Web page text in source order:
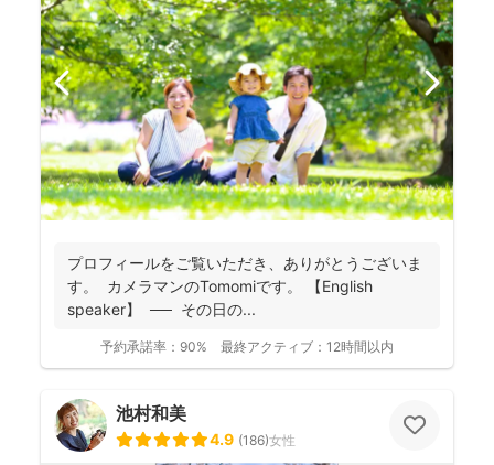
プロフィールをご覧いただき、ありがとうございま
す。 カメラマンのTomomiです。 【English
speaker】 ── その日の...
予約承諾率： 90% 最終アクティブ： 12時間以内
池村和美
4.9 (186)女性